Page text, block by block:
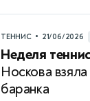
ТЕННИС • 21/06/2026
Неделя
Носкова
баранка